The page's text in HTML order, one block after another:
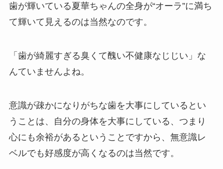
歯が輝いている夏華ちゃんの全身が“オーラ”に満ち
て輝いて見えるのは当然なのです。
「歯が綺麗すぎる臭くて醜い不健康なじじい」な
んていませんよね。
意識が疎かになりがちな歯を大事にしているとい
うことは、自分の身体を大事にしている、つまり
心にも余裕があるということですから、無意識レ
ベルでも好感度が高くなるのは当然です。